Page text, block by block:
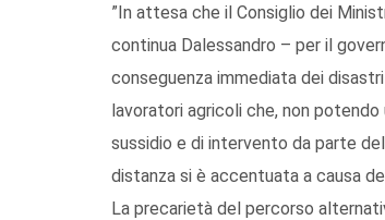
”In attesa che il Consiglio dei
continua Dalessandro – per il
conseguenza immediata dei
lavoratori agricoli che, non
sussidio e di intervento da parte
distanza si è accentuata a causa
La precarietà del percorso